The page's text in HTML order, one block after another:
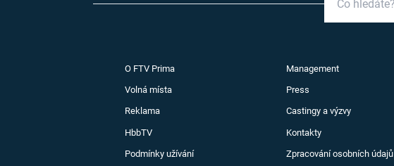
O FTV Prima Management
Volná místa Press
Reklama Castingy a výzvy
HbbTV Kontakty
Podmínky užívání Zpracování osobních údajů